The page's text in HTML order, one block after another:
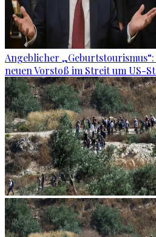
Angeblicher
neuen Vorstoß im Streit um US-